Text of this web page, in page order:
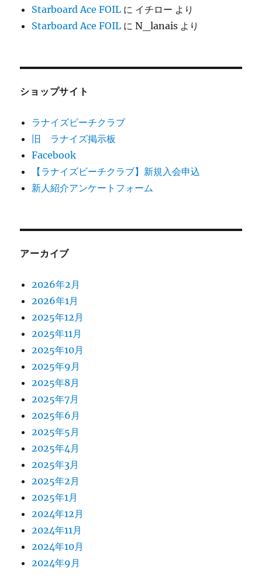
Starboard Ace FOIL に イチロー より
Starboard Ace FOIL にN_lanais より
ショップサイト
ラナイズビーチクラブ
旧 ラナイズ掲示板
Facebook
【ラナイズビーチクラブ】新規入会申込
新人紹介アンケートフォーム
アーカイブ
2026年2月
2026年1月
2025年12月
2025年11月
2025年10月
2025年9月
2025年8月
2025年7月
2025年6月
2025年5月
2025年4月
2025年3月
2025年2月
2025年1月
2024年12月
2024年11月
2024年10月
2024年9月